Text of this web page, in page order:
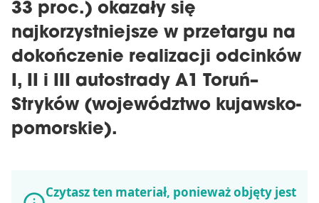
33 proc.) okazały się
najkorzystniejsze w przetargu na
dokończenie realizacji odcinków
I, II i III autostrady A1 Toruń–
Stryków (województwo kujawsko-
pomorskie).
Czytasz ten materiał, ponieważ objęty jest